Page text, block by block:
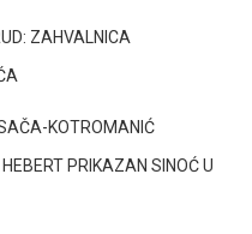
ZAHVALNICA
KOTROMANIĆ
PRIKAZAN SINOĆ U